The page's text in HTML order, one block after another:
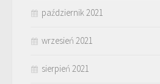
październik 2021
wrzesień 2021
sierpień 2021